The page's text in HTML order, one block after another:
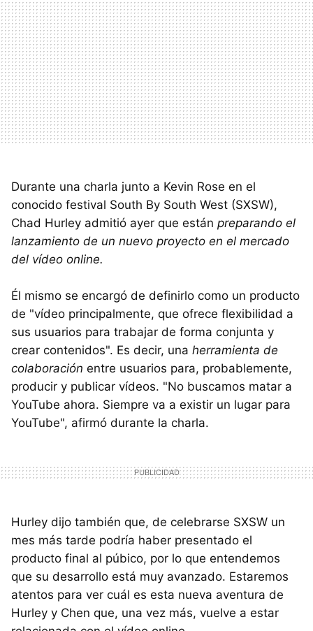
Durante una charla junto a Kevin Rose en el
conocido festival South By South West (SXSW),
Chad Hurley admitió ayer que están preparando el
lanzamiento de un nuevo proyecto en el mercado
del vídeo online.
Él mismo se encargó de definirlo como un producto
de "vídeo principalmente, que ofrece flexibilidad a
sus usuarios para trabajar de forma conjunta y
crear contenidos". Es decir, una herramienta de
colaboración entre usuarios para, probablemente,
producir y publicar vídeos. "No buscamos matar a
YouTube ahora. Siempre va a existir un lugar para
YouTube", afirmó durante la charla.
Hurley dijo también que, de celebrarse SXSW un
mes más tarde podría haber presentado el
producto final al púbico, por lo que entendemos
que su desarrollo está muy avanzado. Estaremos
atentos para ver cuál es esta nueva aventura de
Hurley y Chen que, una vez más, vuelve a estar